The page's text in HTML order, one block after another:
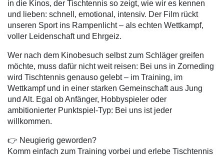
in die Kinos, der Tischtennis so zeigt, wie wir es kennen
und lieben: schnell, emotional, intensiv. Der Film rückt
unseren Sport ins Rampenlicht – als echten Wettkampf,
voller Leidenschaft und Ehrgeiz.
Wer nach dem Kinobesuch selbst zum Schläger greifen
möchte, muss dafür nicht weit reisen: Bei uns in Zorneding
wird Tischtennis genauso gelebt – im Training, im
Wettkampf und in einer starken Gemeinschaft aus Jung
und Alt. Egal ob Anfänger, Hobbyspieler oder
ambitionierter Punktspiel-Typ: Bei uns ist jeder
willkommen.
👉 Neugierig geworden?
Komm einfach zum Training vorbei und erlebe Tischtennis